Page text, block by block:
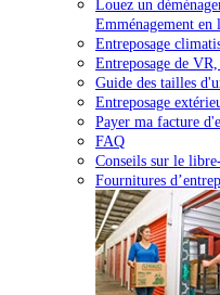
Louez un
Emménagement
Entreposage
Entreposage de
Guide des tailles
Entreposage
Payer ma facture
FAQ
Conseils sur le
Fournitures